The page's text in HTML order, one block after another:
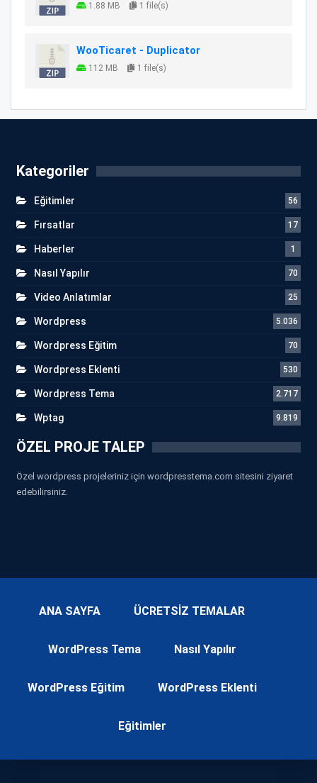
1.88 MB 1 file(s)
WooTicaret - Duplicator
112 MB 1 file(s)
Kategoriler
Eğitimler 56
Fırsatlar 17
Haberler 1
Nasıl Yapılır 70
Video Anlatımlar 25
Wordpress 5.036
Wordpress Eğitim 70
Wordpress Eklenti 530
Wordpress Tema 2.717
Wptag 9.819
ÖZEL PROJE TALEP
Özel wordpress projeleriniz için wordpresstema.com sitesini ziyaret
edebilirsiniz.
ANA SAYFA ÜCRETSİZ TEMALAR
WordPress Tema Nasıl Yapılır
WordPress Eğitim WordPress Eklenti
Eğitimler